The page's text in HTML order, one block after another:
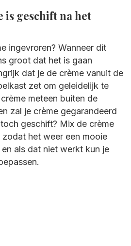
geschift na het
ingevroren? Wanneer dit
groot dat het is gaan
dat je de crème vanuit de
zet om geleidelijk te
meteen buiten de
zal je crème gegarandeerd
geschift? Mix de crème
het weer een mooie
als dat niet werkt kun je